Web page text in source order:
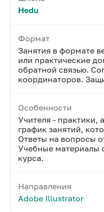
Hedu
Формат
Занятия в формате
или практические
обратной связью.
координаторов.
Особенности
Учителя - практики,
график занятий,
Ответы на вопросы
Учебные материалы
курса.
Направления
Adobe Illustrator